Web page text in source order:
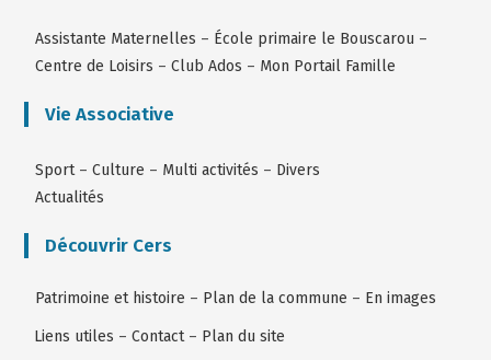
Assistante Maternelles – École primaire le Bouscarou –
Centre de Loisirs –Club Ados – Mon Portail Famille
Vie Associative
Sport –Culture – Multi activités – Divers
Actualités
Découvrir Cers
Patrimoine et histoire – Plan de la commune – En images
Liens utiles –Contact– Plan du site